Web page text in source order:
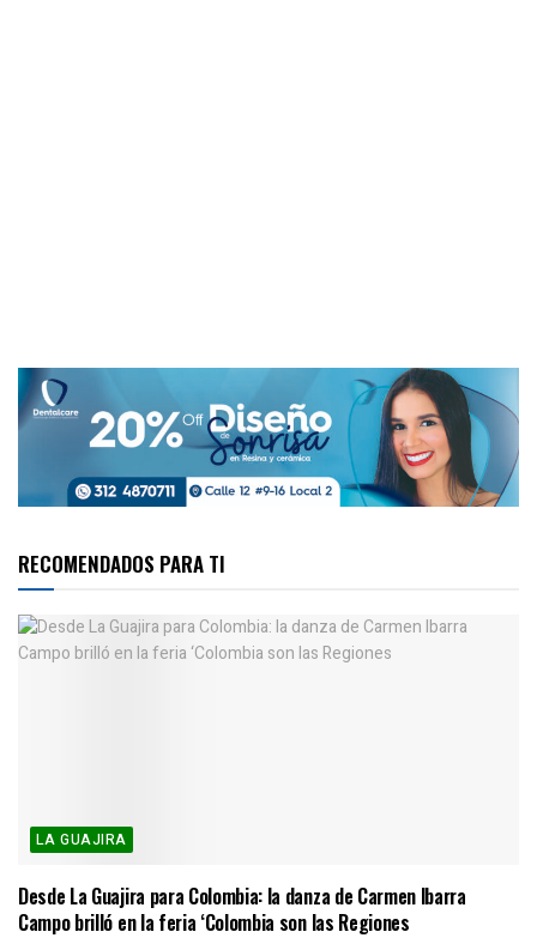
RECOMENDADOS PARA TI
LA GUAJIRA
Desde La Guajira para Colombia: la danza de Carmen Ibarra
Campo brilló en la feria ‘Colombia son las Regiones